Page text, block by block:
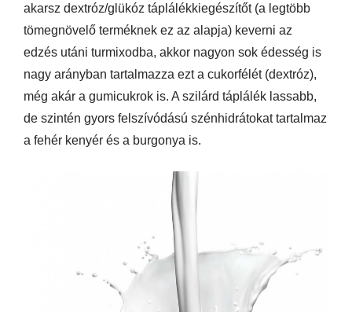
akarsz dextróz/glükóz táplálékkiegészítőt (a legtöbb
tömegnövelő terméknek ez az alapja) keverni az
edzés utáni turmixodba, akkor nagyon sok édesség is
nagy arányban tartalmazza ezt a cukorfélét (dextróz),
még akár a gumicukrok is. A szilárd táplálék lassabb,
de szintén gyors felszívódású szénhidrátokat tartalmaz
a fehér kenyér és a burgonya is.